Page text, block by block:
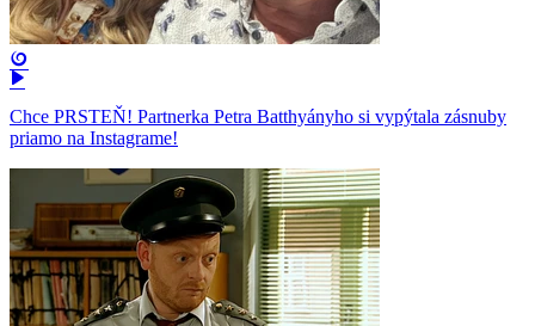
Chce PRSTEŇ! Partnerka Petra Batthyányho si vypýtala zásnuby
priamo na Instagrame!